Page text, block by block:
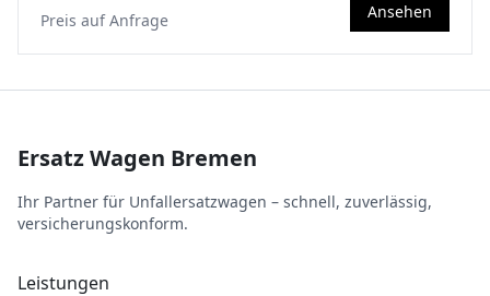
Preis auf Anfrage Ansehen
Ersatz Wagen Bremen
Ihr Partner für Unfallersatzwagen – schnell, zuverlässig,
versicherungskonform.
Leistungen